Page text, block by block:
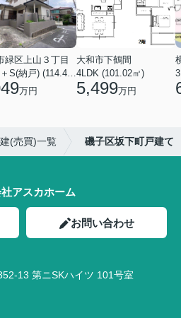
緑区上山３丁目
万円
大和市下鶴間
4LDK (101.02㎡)
5,499万円
(売買)一覧 磯子区坂下町戸建て
アスカホーム
お問い合わせ
13 第ニSKハイツ 101号室